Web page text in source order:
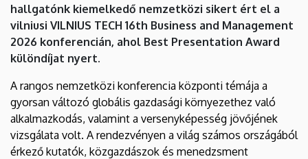
Műszaki
Kar
hallgatónk kiemelkedő nemzetközi sikert ért el a
vilniusi VILNIUS TECH 16th Business and Management
2026 konferencián, ahol Best Presentation Award
különdíjat nyert.
A rangos nemzetközi konferencia központi témája a
gyorsan változó globális gazdasági környezethez való
alkalmazkodás, valamint a versenyképesség jövőjének
vizsgálata volt. A rendezvényen a világ számos országából
érkező kutatók, közgazdászok és menedzsment